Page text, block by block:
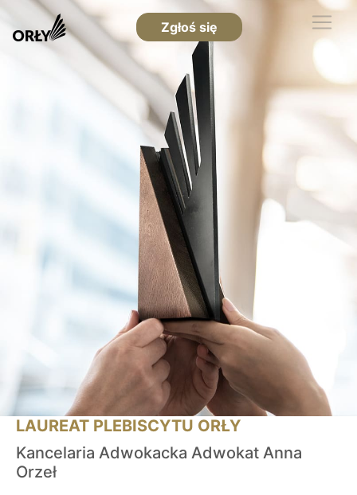
Zgłoś się
LAUREAT PLEBISCYTU ORŁY
Kancelaria Adwokacka Adwokat Anna
Orzeł